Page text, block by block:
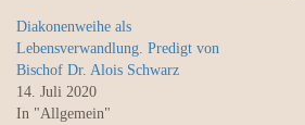
Diakonenweihe als
Lebensverwandlung. Predigt von
Bischof Dr. Alois Schwarz
14. Juli 2020
In "Allgemein"